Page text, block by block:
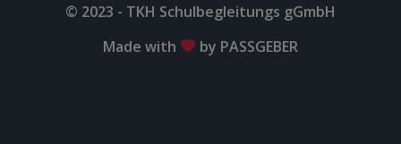
© 2023 - TKH Schulbegleitungs gGmbH
Made with
by PASSGEBER